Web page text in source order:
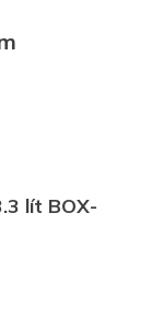
lít BOX-